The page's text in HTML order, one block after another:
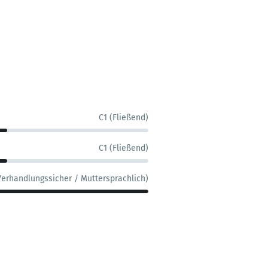
C1 (Fließend)
C1 (Fließend)
/ Muttersprachlich)